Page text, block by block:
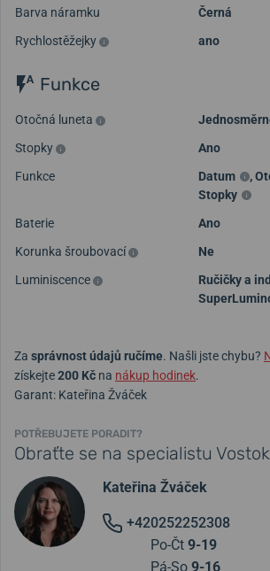
Barva náramku
Černá
Rychlostěžejky
ano
Funkce
Otočná luneta
Stopky
Ano
Funkce
Datum ,
Stopky
Baterie
Ano
Korunka šroubovací
Ne
Luminiscence
Ručičky a
Za správnost údajů ručíme. Našli jste chybu?
získejte200 Kč na nákup hodinek.
Garant: Kateřina Žváček
POTŘEBUJETE PORADIT?
Obraťte se na specialistu
Kateřina Žváček
+420252252308
Po-Čt 9-19
Pá-So 9-16